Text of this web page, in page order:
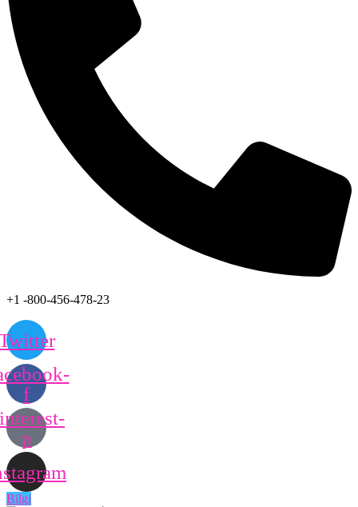
+1 -800-456-478-23
f
p
Bilgi